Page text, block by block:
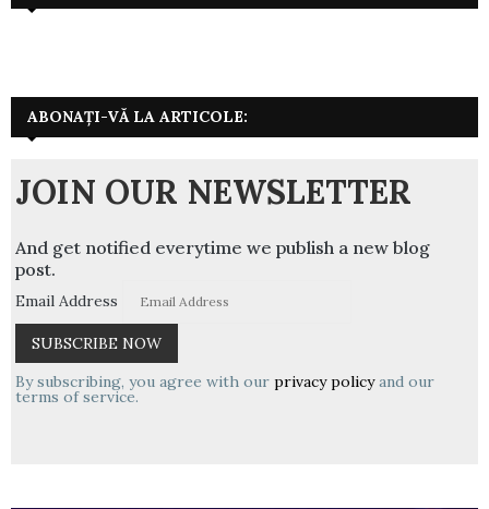
ABONAȚI-VĂ LA ARTICOLE:
JOIN OUR NEWSLETTER
And get notified everytime we publish a new blog
post.
Email Address
By subscribing, you agree with our privacy policyand our
terms of service.